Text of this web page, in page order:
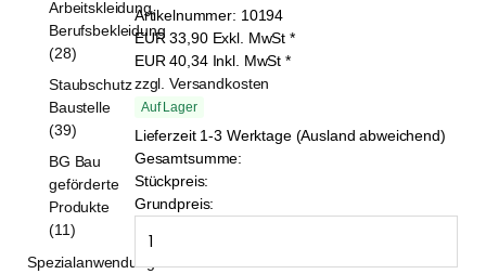
Artikelnummer: 10194
EUR33,90 Exkl. MwSt *
EUR40,34 Inkl. MwSt *
zzgl. Versandkosten
Auf Lager
Lieferzeit 1-3 Werktage (Ausland abweichend)
Gesamtsumme:
Stückpreis:
Grundpreis:
Arbeitskleidung,
Berufsbekleidung
(28)
Staubschutz
Baustelle
(39)
BG Bau
geförderte
Produkte
(11)
Spezialanwendungen